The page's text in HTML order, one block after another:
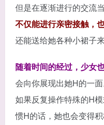
但是在逐渐进行的交流
不仅能进行亲密接触，
还能送给她各种小裙子来
随着时间的经过，少女
会向你展现出她H的一面
如果反复操作特殊的H
惯H的话，她也会变得